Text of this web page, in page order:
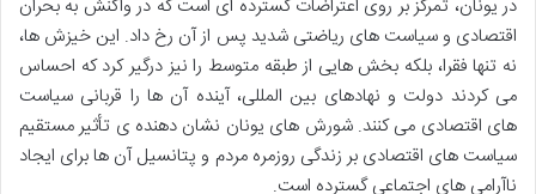
در یونان، تمرکز بر روی اعتراضات گسترده ای است که در واکنش به بحران
اقتصادی و سیاست های ریاضتی شدید پس از آن رخ داد. این خیزش ها،
نه تنها فقرا، بلکه بخش هایی از طبقه متوسط را نیز درگیر کرد که احساس
می کردند دولت و نهادهای بین المللی، آینده آن ها را قربانی سیاست
های اقتصادی می کنند. شورش های یونان نشان دهنده ی تأثیر مستقیم
سیاست های اقتصادی بر زندگی روزمره مردم و پتانسیل آن ها برای ایجاد
ناآرامی های اجتماعی گسترده است.